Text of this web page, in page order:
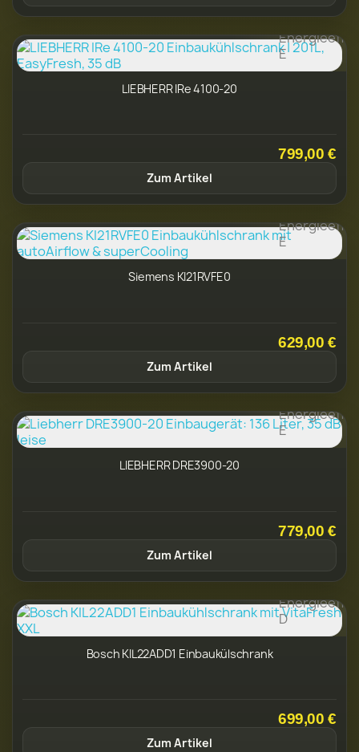
LIEBHERR IRe 4100-20
799,00 €
Zum Artikel
Siemens KI21RVFE0
629,00 €
Zum Artikel
LIEBHERR DRE3900-20
779,00 €
Zum Artikel
Bosch KIL22ADD1 Einbaukülschrank
699,00 €
Zum Artikel